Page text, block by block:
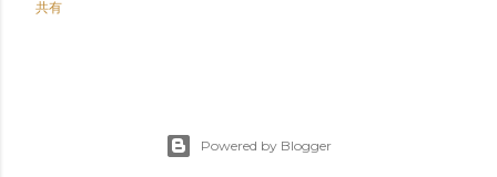
共有
Powered by Blogger